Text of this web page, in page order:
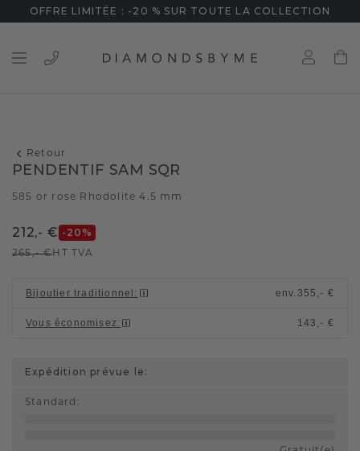
OFFRE LIMITÉE : -20 % SUR TOUTE LA COLLECTION
Retour
PENDENTIF SAM SQR
585 or rose Rhodolite 4.5 mm
212,- € -20 %
265,- €HT TVA
Bijoutier traditionnel : env. 355,- €
Vous économisez: 143,- €
Expédition prévue le:
Standard :